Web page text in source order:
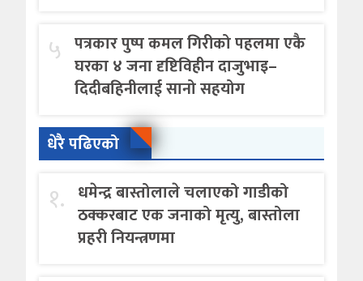
५ पत्रकार पुष्प कमल गिरीको पहलमा एकै
घरका ४ जना दृष्टिविहीन दाजुभाइ–
दिदीबहिनीलाई सानो सहयोग
धेरै पढिएको
१. धमेन्द्र बास्तोलाले चलाएको गाडीको
ठक्करबाट एक जनाको मृत्यु, बास्तोला
प्रहरी नियन्त्रणमा